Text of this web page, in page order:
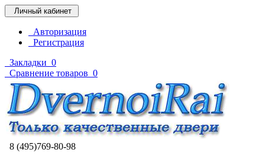
Личный кабинет
Авторизация
Регистрация
Закладки 0
Сравнение товаров 0
8 (495)769-80-98